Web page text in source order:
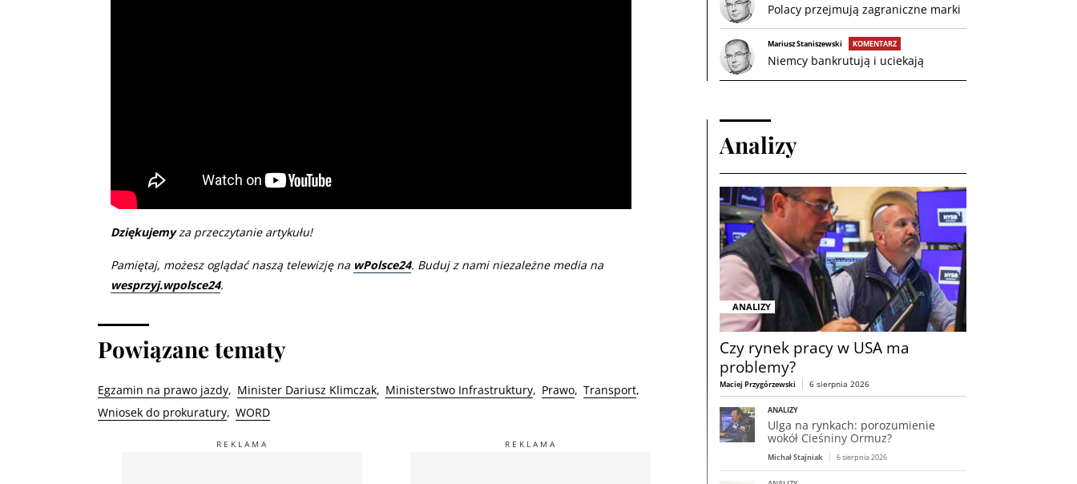
Dziękujemyza przeczytanie artykułu!
Pamiętaj, możesz oglądać naszą telewizję na wPolsce24. Buduj z nami niezależne media na
wesprzyj.wpolsce24.
Powiązane tematy
Egzamin na prawo jazdy Minister Dariusz Klimczak Ministerstwo Infrastruktury Prawo Transport
Wniosek do prokuratury WORD
Polacy przejmują zagraniczne marki
Mariusz Staniszewski KOMENTARZ
Niemcy bankrutują i uciekają
Analizy
ANALIZY
Czy rynek pracy w USA ma
problemy?
Maciej Przygórzewski 6 sierpnia 2026
ANALIZY
Ulga na rynkach: porozumienie
wokół Cieśniny Ormuz?
Michał Stajniak 6 sierpnia 2026